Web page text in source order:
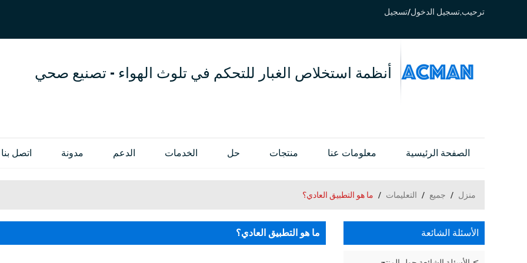
ترحيب,تسجيل الدخول/تسجيل
أنظمة استخلاص الغبار للتحكم في تلوث الهواء - تصنيع صحي
الصفحة الرئيسية معلومات عنا منتجات حل الخدمات الدعم مدونة اتصل بنا
منزل / جميع / التعليمات / ما هو التطبيق العادي؟
الأسئلة الشائعة ما هو التطبيق العادي؟